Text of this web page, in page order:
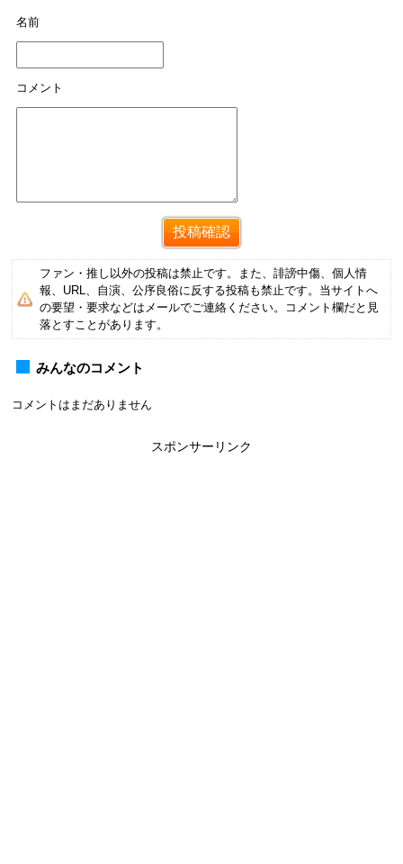
名前
コメント
ファン・推し以外の投稿は禁止です。また、誹謗中傷、個人情
報、URL、自演、公序良俗に反する投稿も禁止です。当サイトへ
の要望・要求などはメールでご連絡ください。コメント欄だと見
落とすことがあります。
みんなのコメント
コメントはまだありません
スポンサーリンク